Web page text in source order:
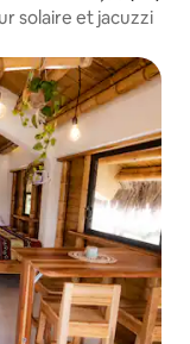
solaire et jacuzzi